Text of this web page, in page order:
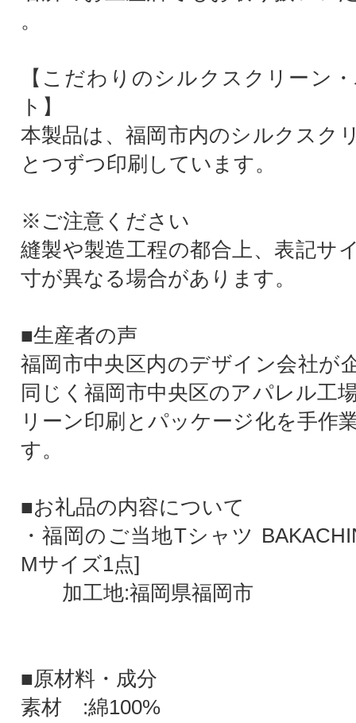
。
【こだわりのシルクスクリーン
ト】
本製品は、福岡市内のシルクスク
とつずつ印刷しています。
※ご注意ください
縫製や製造工程の都合上、表記サ
寸が異なる場合があります。
■生産者の声
福岡市中央区内のデザイン会社が
同じく福岡市中央区のアパレル工
リーン印刷とパッケージ化を手作
す。
■お礼品の内容について
・福岡のご当地Tシャツ
Mサイズ1点]
加工地:福岡県福岡市
■原材料・成分
素材 :綿100%